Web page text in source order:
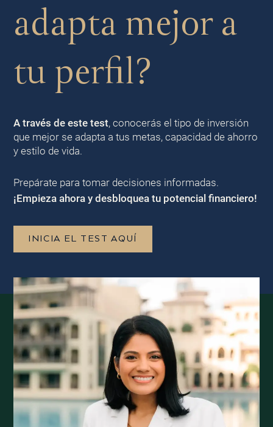
adapta mejor a
tu perfil?
A través de este test, conocerás el tipo de inversión
que mejor se adapta a tus metas, capacidad de ahorro
y estilo de vida.
Prepárate para tomar decisiones informadas.
¡Empieza ahora y desbloquea tu potencial financiero!
INICIA EL TEST AQUÍ